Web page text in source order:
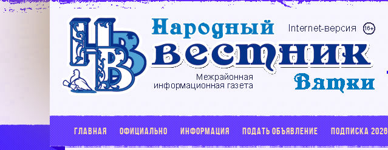
ГЛАВНАЯ ОФИЦИАЛЬНО ИНФОРМАЦИЯ ПОДАТЬ ОБЪЯВЛЕНИЕ ПОДПИСКА 2026